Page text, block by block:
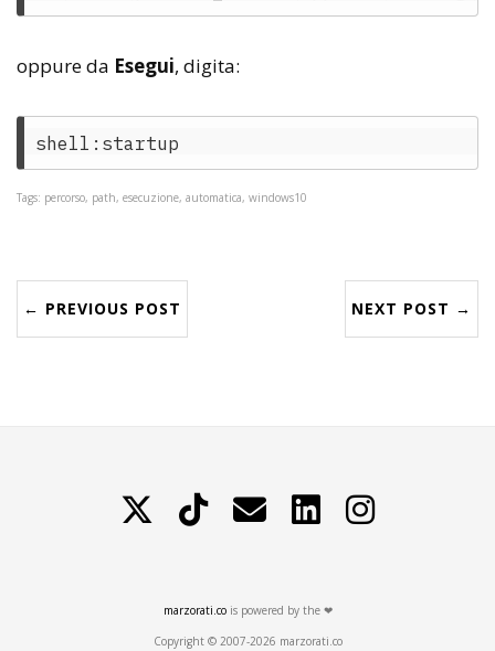
oppure da Esegui, digita:
Tags: percorso, path, esecuzione, automatica, windows10
← PREVIOUS POST NEXT POST →
TikTok Contattami LinkedIn
marzorati.cois powered by the ❤
Copyright © 2007-2026 marzorati.co